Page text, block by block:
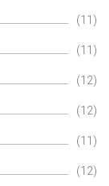
(11)
(11)
(12)
(12)
(11)
(12)